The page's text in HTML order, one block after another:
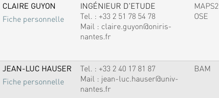
CLAIRE GUYON
Fiche personnelle
INGÉNIEUR D'ETUDE
Tel. : +33 2 51 78 54 78
Mail : claire.guyon@oniris-
nantes.fr
MAPS2
OSE
JEAN-LUC HAUSER
Fiche personnelle
Tel. : +33 2 40 17 81 87
Mail : jean-luc.hauser@univ-
nantes.fr
BAM